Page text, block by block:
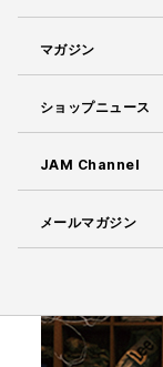
マガジン
ショップニュース
JAM Channel
メールマガジン